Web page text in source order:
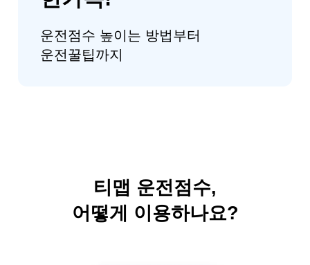
운전점수 높이는 방법부터
운전꿀팁까지
티맵 운전점수,
어떻게 이용하나요?